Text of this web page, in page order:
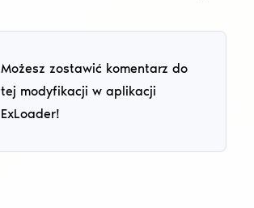
Możesz zostawić komentarz do
tej modyfikacji w aplikacji
ExLoader!